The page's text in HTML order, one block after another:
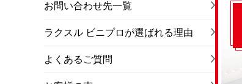
お問い合わせ先一覧
ラクスル ビニプロが選ばれる理由
よくあるご質問